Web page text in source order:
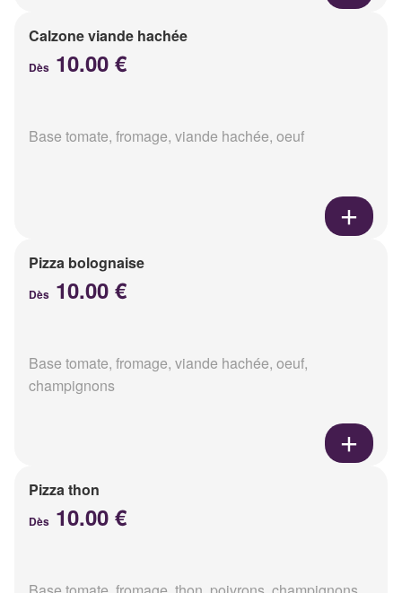
Calzone viande hachée
Dès 10.00 €
Base tomate, fromage, viande hachée, oeuf
Pizza bolognaise
Dès 10.00 €
Base tomate, fromage, viande hachée, oeuf,
champignons
Pizza thon
Dès 10.00 €